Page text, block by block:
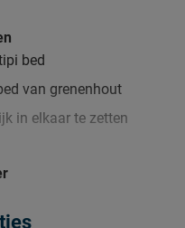
bed
van grenenhout
in elkaar te zetten
Tipi lang mooi (en